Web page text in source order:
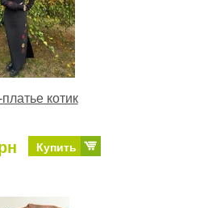
котик
Купить